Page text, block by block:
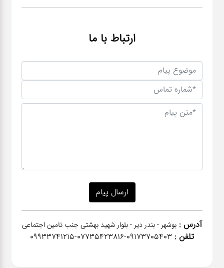
ارتباط با ما
آدرس : بوشهر - بندر دیر - بلوار شهید بهشتی جنب تامین اجتماعی
تلفن : ٠٩١٧٣٧٠٥٤٠٣-07735423816-09933741215